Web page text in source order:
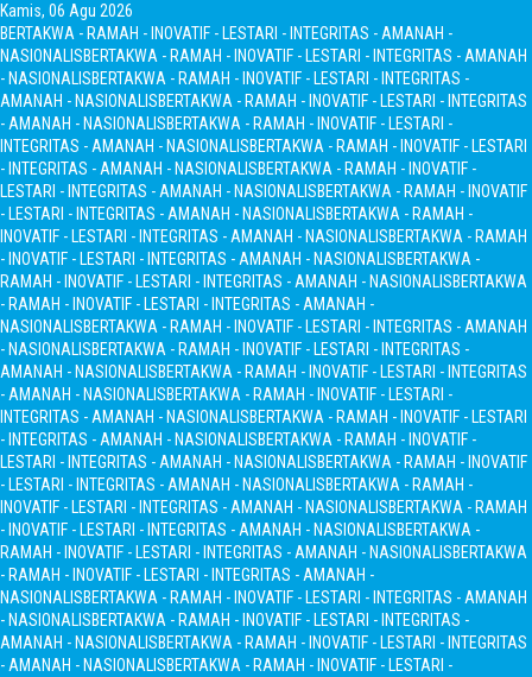
Kamis, 06 Agu 2026
BERTAKWA - RAMAH - INOVATIF - LESTARI - INTEGRITAS - AMANAH -
NASIONALISBERTAKWA - RAMAH - INOVATIF - LESTARI - INTEGRITAS - AMANAH
- NASIONALISBERTAKWA - RAMAH - INOVATIF - LESTARI - INTEGRITAS -
AMANAH - NASIONALISBERTAKWA - RAMAH - INOVATIF - LESTARI - INTEGRITAS
- AMANAH - NASIONALISBERTAKWA - RAMAH - INOVATIF - LESTARI -
INTEGRITAS - AMANAH - NASIONALISBERTAKWA - RAMAH - INOVATIF - LESTARI
- INTEGRITAS - AMANAH - NASIONALISBERTAKWA - RAMAH - INOVATIF -
LESTARI - INTEGRITAS - AMANAH - NASIONALISBERTAKWA - RAMAH - INOVATIF
- LESTARI - INTEGRITAS - AMANAH - NASIONALISBERTAKWA - RAMAH -
INOVATIF - LESTARI - INTEGRITAS - AMANAH - NASIONALISBERTAKWA - RAMAH
- INOVATIF - LESTARI - INTEGRITAS - AMANAH - NASIONALISBERTAKWA -
RAMAH - INOVATIF - LESTARI - INTEGRITAS - AMANAH - NASIONALISBERTAKWA
- RAMAH - INOVATIF - LESTARI - INTEGRITAS - AMANAH -
NASIONALISBERTAKWA - RAMAH - INOVATIF - LESTARI - INTEGRITAS - AMANAH
- NASIONALISBERTAKWA - RAMAH - INOVATIF - LESTARI - INTEGRITAS -
AMANAH - NASIONALISBERTAKWA - RAMAH - INOVATIF - LESTARI - INTEGRITAS
- AMANAH - NASIONALISBERTAKWA - RAMAH - INOVATIF - LESTARI -
INTEGRITAS - AMANAH - NASIONALISBERTAKWA - RAMAH - INOVATIF - LESTARI
- INTEGRITAS - AMANAH - NASIONALISBERTAKWA - RAMAH - INOVATIF -
LESTARI - INTEGRITAS - AMANAH - NASIONALISBERTAKWA - RAMAH - INOVATIF
- LESTARI - INTEGRITAS - AMANAH - NASIONALISBERTAKWA - RAMAH -
INOVATIF - LESTARI - INTEGRITAS - AMANAH - NASIONALISBERTAKWA - RAMAH
- INOVATIF - LESTARI - INTEGRITAS - AMANAH - NASIONALISBERTAKWA -
RAMAH - INOVATIF - LESTARI - INTEGRITAS - AMANAH - NASIONALISBERTAKWA
- RAMAH - INOVATIF - LESTARI - INTEGRITAS - AMANAH -
NASIONALISBERTAKWA - RAMAH - INOVATIF - LESTARI - INTEGRITAS - AMANAH
- NASIONALISBERTAKWA - RAMAH - INOVATIF - LESTARI - INTEGRITAS -
AMANAH - NASIONALISBERTAKWA - RAMAH - INOVATIF - LESTARI - INTEGRITAS
- AMANAH - NASIONALISBERTAKWA - RAMAH - INOVATIF - LESTARI -